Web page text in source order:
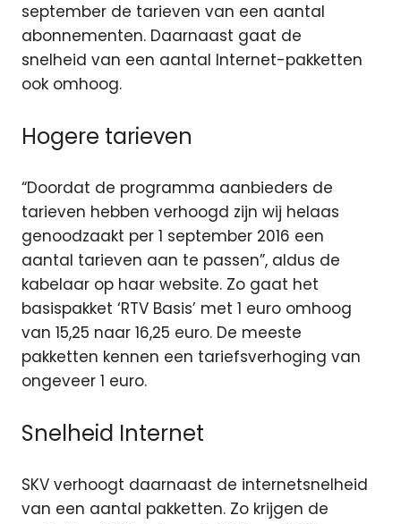
september de tarieven van een aantal
abonnementen. Daarnaast gaat de
snelheid van een aantal Internet-pakketten
ook omhoog.
Hogere tarieven
“Doordat de programma aanbieders de
tarieven hebben verhoogd zijn wij helaas
genoodzaakt per 1 september 2016 een
aantal tarieven aan te passen”, aldus de
kabelaar op haar website. Zo gaat het
basispakket ‘RTV Basis’ met 1 euro omhoog
van 15,25 naar 16,25 euro. De meeste
pakketten kennen een tariefsverhoging van
ongeveer 1 euro.
Snelheid Internet
SKV verhoogt daarnaast de internetsnelheid
van een aantal pakketten. Zo krijgen de